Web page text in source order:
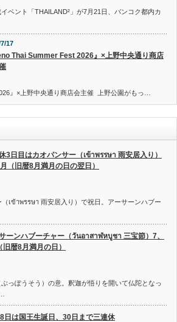
ベント「THAILAND²」が7月21日、バンコク都内カ
17
Thai Summer Fest 2026』×上野中央通り商店
』×上野中央通り商店会主催 上野公園がもっ…
3日目はカオパンサー（เข้าพรรษา 雨安居入り）
（旧暦8月満月の日の翌日）
เข้าพรรษา 雨安居入り）で祝日。アーサーンハブー
ーンハブーチャー（วันอาสาฬหบูชา 三宝節）7、
旧暦8月満月の日）
っぽうそう）の意。釈迦が悟りを開いて仏陀となっ
日は国王生誕日、30日まで三連休